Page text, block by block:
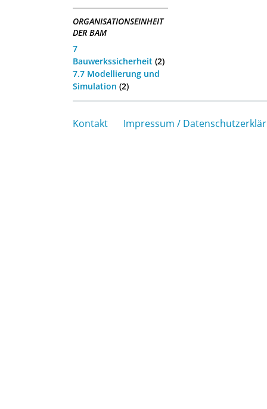
ORGANISATIONSEINHEIT
DER BAM
7
Bauwerkssicherheit (2)
7.7 Modellierung und
Simulation (2)
Kontakt Impressum /